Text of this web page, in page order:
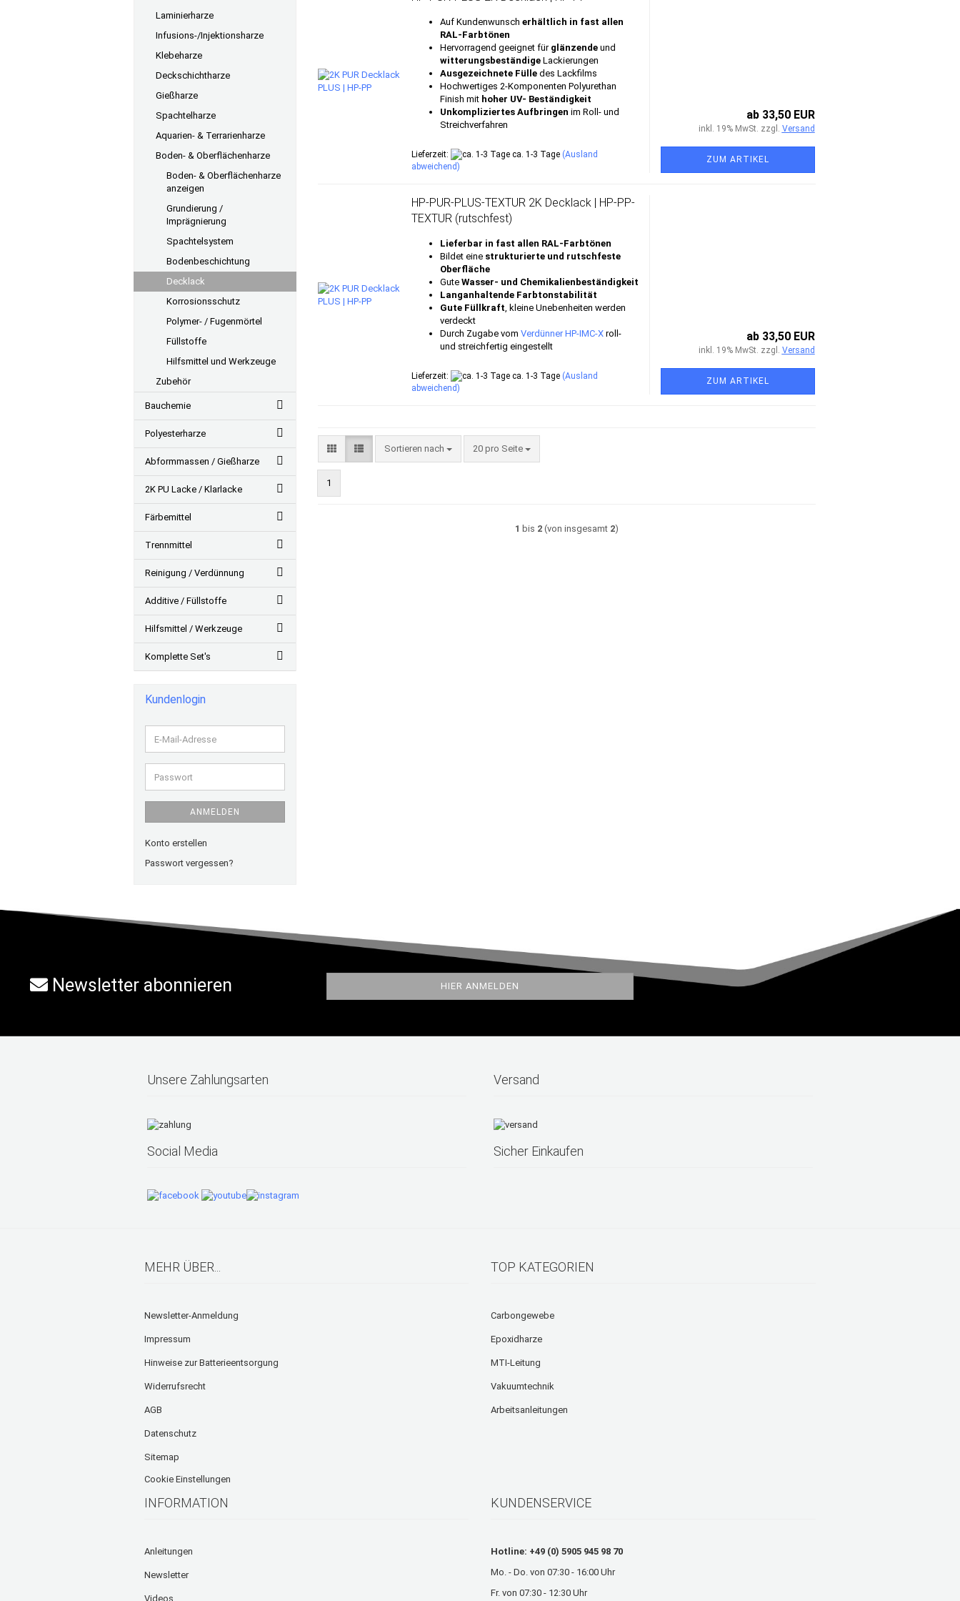
Auf Kundenwunsch erhältlich in fast allen
RAL-Farbtönen
Hervorragend geeignet für glänzendeund
witterungsbeständigeLackierungen
Ausgezeichnete Fülle des Lackfilms
Hochwertiges 2-Komponenten Polyurethan
Finish mit hoher UV- Beständigkeit
Unkompliziertes Aufbringen im Roll- und
Streichverfahren
Lieferzeit: ca. 1-3 Tage (Ausland
abweichend)
ab 33,50 EUR
inkl. 19% MwSt. zzgl. Versand
ZUM ARTIKEL
HP-PUR-PLUS-TEXTUR 2K Decklack | HP-PP-
TEXTUR (rutschfest)
Lieferbar in fast allen RAL-Farbtönen
Bildet eine strukturierte und rutschfeste
Oberfläche
Gute Wasser- und Chemikalienbeständigkeit
Langanhaltende Farbtonstabilität
Gute Füllkraft, kleine Unebenheiten werden
verdeckt
Durch Zugabe vom Verdünner HP-IMC-Xroll-
und streichfertig eingestellt
Lieferzeit: ca. 1-3 Tage (Ausland
abweichend)
ab 33,50 EUR
inkl. 19% MwSt. zzgl. Versand
ZUM ARTIKEL
Sortieren nach
Sortieren nach 20 pro Seite
pro Seite
1
1 bis 2(von insgesamt 2)
Laminierharze
Infusions-/Injektionsharze
Klebeharze
Deckschichtharze
Gießharze
Spachtelharze
Aquarien- & Terrarienharze
Boden- & Oberflächenharze
Boden- & Oberflächenharze
anzeigen
Grundierung /
Imprägnierung
Spachtelsystem
Bodenbeschichtung
Decklack
Korrosionsschutz
Polymer- / Fugenmörtel
Füllstoffe
Hilfsmittel und Werkzeuge
Zubehör
Bauchemie
Polyesterharze
Abformmassen / Gießharze
2K PU Lacke / Klarlacke
Färbemittel
Trennmittel
Reinigung / Verdünnung
Additive / Füllstoffe
Hilfsmittel / Werkzeuge
Komplette Set's
Kundenlogin
E-
Mail-
Adresse
Passwort
ANMELDEN
Konto erstellen
Passwort vergessen?
Newsletter abonnieren
Unsere Zahlungsarten Versand
Social Media Sicher Einkaufen
MEHR ÜBER...
Newsletter-Anmeldung
Impressum
Hinweise zur Batterieentsorgung
Widerrufsrecht
AGB
Datenschutz
Sitemap
Cookie Einstellungen
TOP KATEGORIEN
Carbongewebe
Epoxidharze
MTI-Leitung
Vakuumtechnik
Arbeitsanleitungen
INFORMATION
Anleitungen
Newsletter
Videos
KUNDENSERVICE
Hotline: +49 (0) 5905 945 98 70
Mo. - Do. von 07:30 - 16:00 Uhr
Fr. von 07:30 - 12:30 Uhr